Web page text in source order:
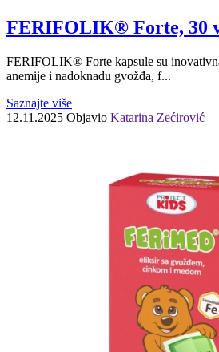
FERIFOLIK® Forte, 30
FERIFOLIK® Forte kapsule su
anemije i nadoknadu gvožđa, f...
Saznajte više
12.11.2025 Objavio Katarina Zećirović